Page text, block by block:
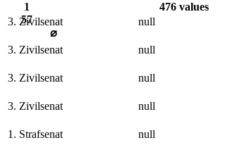
1
57
⌀
476 values
3. Zivilsenat null
3. Zivilsenat null
3. Zivilsenat null
3. Zivilsenat null
1. Strafsenat null